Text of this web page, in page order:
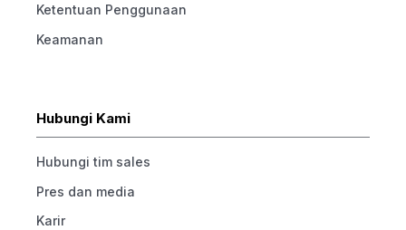
Ketentuan Penggunaan
Keamanan
Hubungi Kami
Hubungi tim sales
Pres dan media
Karir